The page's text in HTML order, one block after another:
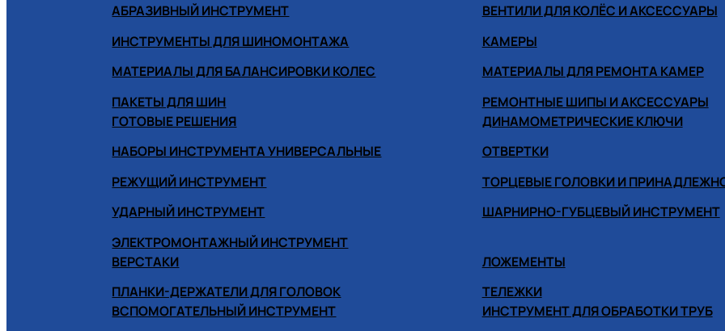
АБРАЗИВНЫЙ ИНСТРУМЕНТ
ВЕНТИЛИ ДЛЯ КОЛЁС И АКСЕССУАРЫ
ИНСТРУМЕНТЫ ДЛЯ ШИНОМОНТАЖА
КАМЕРЫ
МАТЕРИАЛЫ ДЛЯ БАЛАНСИРОВКИ КОЛЕС
МАТЕРИАЛЫ ДЛЯ РЕМОНТА КАМЕР
ПАКЕТЫ ДЛЯ ШИН
РЕМОНТНЫЕ ШИПЫ И АКСЕССУАРЫ
ГОТОВЫЕ РЕШЕНИЯ
ДИНАМОМЕТРИЧЕСКИЕ КЛЮЧИ
НАБОРЫ ИНСТРУМЕНТА УНИВЕРСАЛЬНЫЕ
ОТВЕРТКИ
РЕЖУЩИЙ ИНСТРУМЕНТ
ТОРЦЕВЫЕ ГОЛОВКИ И
УДАРНЫЙ ИНСТРУМЕНТ
ШАРНИРНО-ГУБЦЕВЫЙ ИНСТРУМЕНТ
ЭЛЕКТРОМОНТАЖНЫЙ ИНСТРУМЕНТ
ВЕРСТАКИ
ЛОЖЕМЕНТЫ
ПЛАНКИ-ДЕРЖАТЕЛИ ДЛЯ ГОЛОВОК
ТЕЛЕЖКИ
ВСПОМОГАТЕЛЬНЫЙ ИНСТРУМЕНТ
ИНСТРУМЕНТ ДЛЯ ОБРАБОТКИ ТРУБ